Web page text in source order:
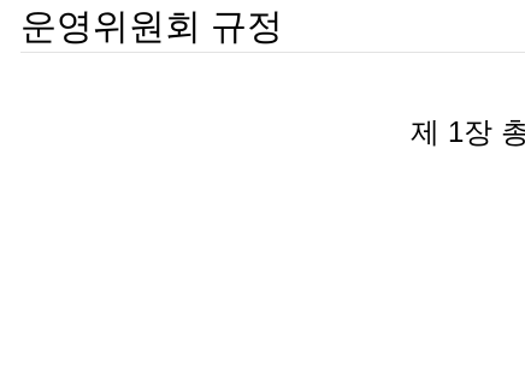
운영위원회 규정
제 1장